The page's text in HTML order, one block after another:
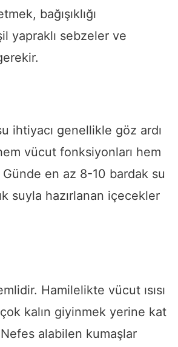
bağışıklığı
yapraklı sebzeler ve
ihtiyacı genellikle göz ardı
vücut fonksiyonları hem
en az 8-10 bardak su
suyla hazırlanan içecekler
Hamilelikte vücut ısısı
kalın giyinmek yerine kat
alabilen kumaşlar